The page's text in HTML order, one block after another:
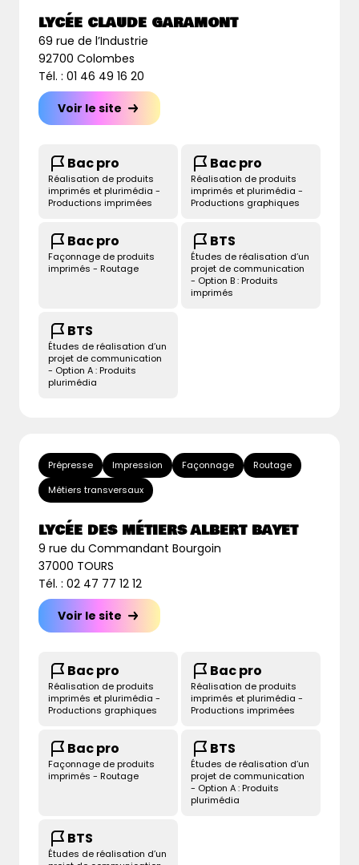
LYCÉE CLAUDE GARAMONT
69 rue de l’Industrie
92700 Colombes
Tél. : 01 46 49 16 20
Voir le site
Bac pro
Réalisation de produits
imprimés et plurimédia -
Productions imprimées
Bac pro
Réalisation de produits
imprimés et plurimédia -
Productions graphiques
Bac pro
Façonnage de produits
imprimés - Routage
BTS
Études de réalisation d’un
projet de communication
- Option B : Produits
imprimés
BTS
Études de réalisation d’un
projet de communication
- Option A : Produits
plurimédia
Prépresse Impression Façonnage
Routage
Métiers transversaux
LYCÉE DES MÉTIERS ALBERT BAYET
9 rue du Commandant Bourgoin
37000 TOURS
Tél. : 02 47 77 12 12
Voir le site
Bac pro
Réalisation de produits
imprimés et plurimédia -
Productions graphiques
Bac pro
Réalisation de produits
imprimés et plurimédia -
Productions imprimées
Bac pro
Façonnage de produits
imprimés - Routage
BTS
Études de réalisation d’un
projet de communication
- Option A : Produits
plurimédia
BTS
Études de réalisation d’un